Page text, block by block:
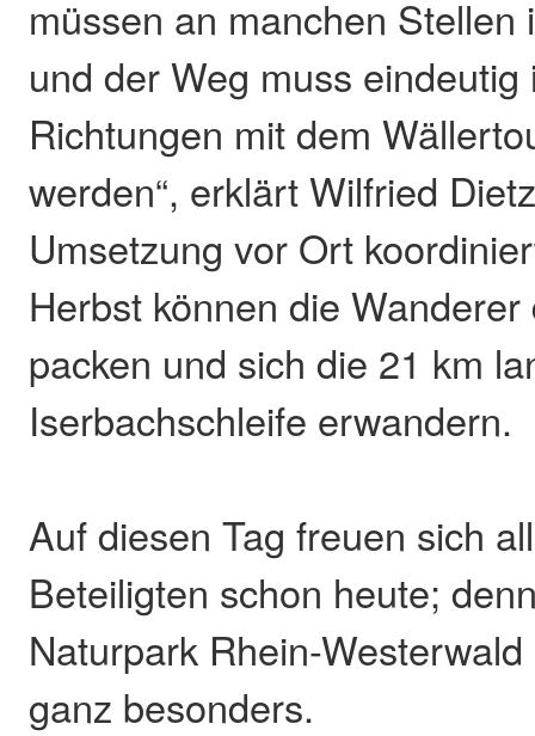
müssen an manchen Stellen
und der Weg muss eindeutig
Richtungen mit dem
werden“, erklärt Wilfried
Umsetzung vor Ort
Herbst können die
packen und sich die 21 km
Iserbachschleife erwandern.
Auf diesen Tag freuen sich
Beteiligten schon heute;
Naturpark Rhein-
ganz besonders.